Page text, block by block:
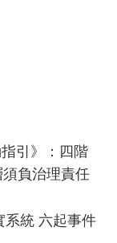
引》：四階
負治理責任